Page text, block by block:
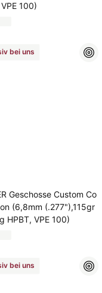
100)
bei uns
Geschosse Custom Co
(6,8mm (.277"),115gr
HPBT, VPE 100)
bei uns